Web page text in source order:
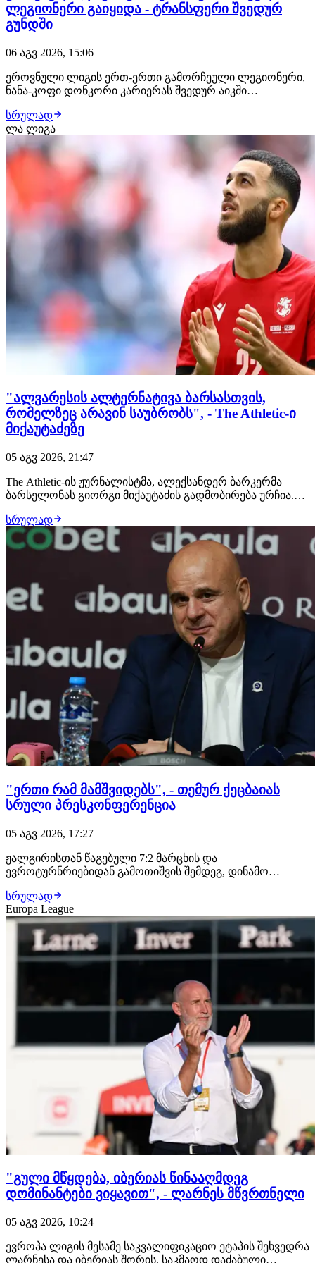
ლეგიონერი გაიყიდა - ტრანსფერი შვედურ
გუნდში
06 აგვ 2026, 15:06
ეროვნული ლიგის ერთ-ერთი გამორჩეული ლეგიონერი,
ნანა-კოფი დონკორი კარიერას შვედურ აიკში
გამოირჩევა დრიბლინგით, ტექნიკური თამაშითა და
ლამაზი გოლებით, რითიც მან თავი არაერთხელ
დაგვამახსოვრა. დონკორი გორის დილას საკუთრება
იყო და დინამო თბ…
სრულად
ლა ლიგა
"ალვარესის ალტერნატივა ბარსასთვის,
რომელზეც არავინ საუბრობს", - The Athletic-ი
მიქაუტაძეზე
05 აგვ 2026, 21:47
The Athletic-ის ჟურნალისტმა, ალექსანდერ ბარკერმა
ბარსელონას გიორგი მიქაუტაძის გადმობირება ურჩია.
ფორვარდს მიიჩნევს ხულიან ალვარესის
ალტერნატივად, რომლის გაფორმება
კატალონიელებისთვის რთული ამოცანა გამოდგა.
"ბარსელონას უნდა ალვარესის გაფორმება…
სრულად
"ერთი რამ მამშვიდებს", - თემურ ქეცბაიას
სრული პრესკონფერენცია
05 აგვ 2026, 17:27
ჟალგირისთან წაგებული 7:2 მარცხის და
ევროტურნრიებიდან გამოთიშვის შემდეგ, დინამო
პრესკონფერენცია გამართა. ჟალგირისთან მარცხზე "ეს
ლაპარაკი ვილნიუსში უნდა ყოფილიყო და არა
თბილისში, რაც იქ მოხდა მიუღებელია. ჩემთვისაც და
მთელი საქართველოსთვი…
სრულად
Europa League
"გული მწყდება, იბერიას წინააღმდეგ
დომინანტები ვიყავით", - ლარნეს მწვრთნელი
05 აგვ 2026, 10:24
ევროპა ლიგის მესამე საკვალიფიკაციო ეტაპის შეხვედრა
ლარნესა და იბერიას შორის, საკმაოდ დაძაბული